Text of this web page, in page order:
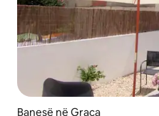
Banesë në Graça